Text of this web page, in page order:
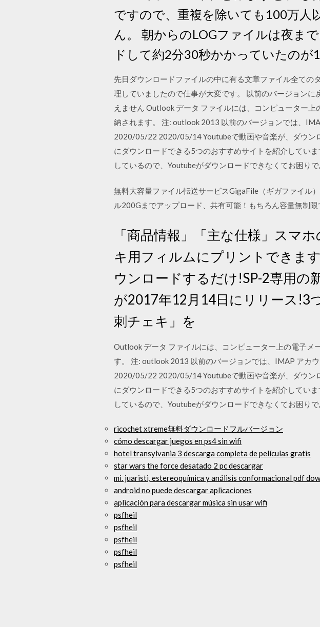
ですので、重複を除いても100万人
ん。 朝からのLOGファイルは夜ま
ドして約2分30秒かかっていたのが
先日ダウンロードファイルの中に有る文章ファイル全ての
理していましたので仕事が大変です。 以前のバージョン
えません Outlook データ ファイルには、コンピューター
納されます。 注: outlook 2013 以前のバージョンでは、
2020/05/22 2020/05/14 Youtubeで動画や音楽が、ダウン
にダウンロードできる5つのおすすめサイトを紹介してい
しているので、Youtubeがダウンロードできなくてお困りで
無料大容量ファイル転送サービスGigaFile（ギガファイル
ル200Gまでアップロード、共有可能！もちろん容量無制
「商品情報」「主な仕様」スマ
キ用フィルムにプリントできま
ウンロードするだけ!SP-2専用の
が2017年12月14日にリリース!3
刺チェキ」を
Outlook データ ファイルには、コンピューター上の電子メ
す。 注: outlook 2013 以前のバージョンでは、IMAP アカ
2020/05/22 2020/05/14 Youtubeで動画や音楽が、ダウン
にダウンロードできる5つのおすすめサイトを紹介してい
しているので、Youtubeがダウンロードできなくてお困りで
ricochet xtreme無料ダウンロードフルバージョン
cómo descargar juegos en ps4 sin wifi
hotel transylvania 3 descarga completa de películas gratis
star wars the force desatado 2 pc descargar
mi. juaristi, estereoquímica y análisis conformacional pdf
android no puede descargar aplicaciones
aplicación para descargar música sin usar wifi
psfheil
psfheil
psfheil
psfheil
psfheil